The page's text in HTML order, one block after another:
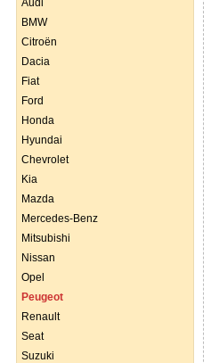
Audi
BMW
Citroën
Dacia
Fiat
Ford
Honda
Hyundai
Chevrolet
Kia
Mazda
Mercedes-Benz
Mitsubishi
Nissan
Opel
Peugeot
Renault
Seat
Suzuki